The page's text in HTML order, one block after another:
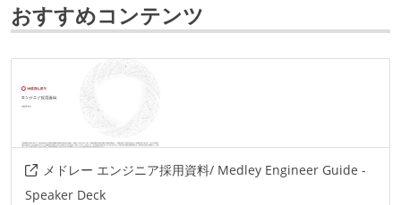
データベース
mongodb
プロジェクト管理
情報共有ツール
confluence
おすすめコンテンツ
メドレー エンジニア採用資料/ Medley Engineer Guide -
Speaker Deck